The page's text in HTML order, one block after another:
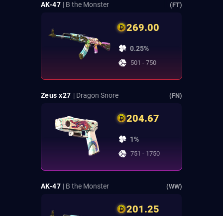
AK-47 | B the Monster (FT)
269.00
0.25%
501 - 750
Zeus x27 | Dragon Snore (FN)
204.67
1%
751 - 1750
AK-47 | B the Monster (WW)
201.25